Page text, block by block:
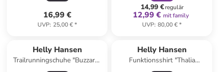
16,99 €
UVP: 25,00 €*
14,99 €regulär
12,99 € mit family
UVP: 80,00 €*
Helly Hansen
Trailrunningschuhe "Buzzard"
in Lila
Helly Hansen
Funktionsshirt "Thalia
Summer" in Dunkelblau/ Weiß